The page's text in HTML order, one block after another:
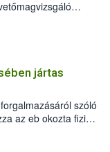
Győző által
jártas
szóló
az eb okozta fizikai
felmerülő
tartását és annak